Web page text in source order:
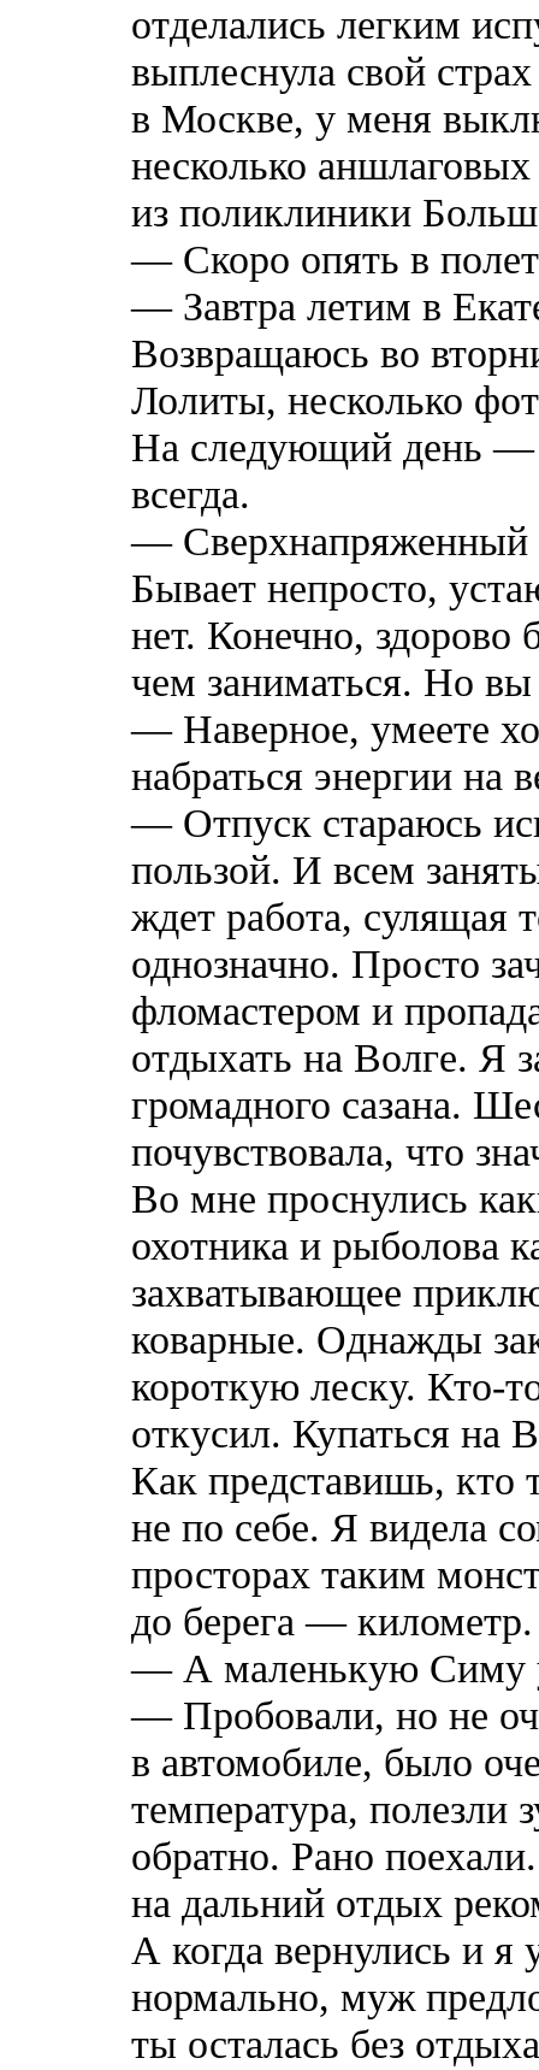
отделались легким
выплеснула свой
в Москве, у меня
несколько
из поликлиники
— Скоро опять в
— Завтра летим в
Возвращаюсь во
Лолиты, несколько
На следующий день —
всегда.
— Сверхнапряженный
Бывает непросто,
нет. Конечно,
чем заниматься. Но
— Наверное, умеете
набраться энергии на
— Отпуск стараюсь
пользой. И всем
ждет работа, сулящая
однозначно. Просто
фломастером и
отдыхать на Волге. Я
громадного сазана.
почувствовала, что
Во мне проснулись
охотника и рыболова
захватывающее
коварные. Однажды
короткую леску. Кто-
откусил. Купаться на
Как представишь, кто
не по себе. Я видела
просторах таким
до берега — километр.
— А маленькую Симу
— Пробовали, но не
в автомобиле, было
температура, полезли
обратно. Рано
на дальний отдых
А когда вернулись и я
нормально, муж
ты осталась без